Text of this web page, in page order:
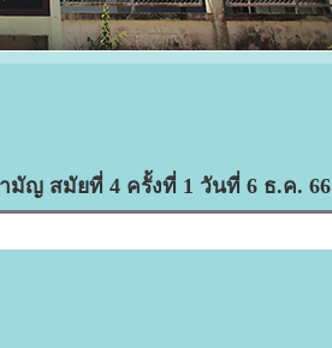
มัญ สมัยที่ 4 ครั้งที่ 1 วันที่ 6 ธ.ค. 66